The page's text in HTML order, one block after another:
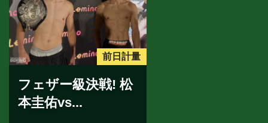
前日計量
フェザー級決戦! 松
本圭佑vs...